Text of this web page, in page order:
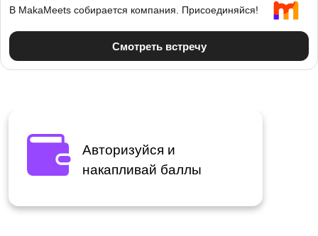
Авторизуйся и
накапливай баллы